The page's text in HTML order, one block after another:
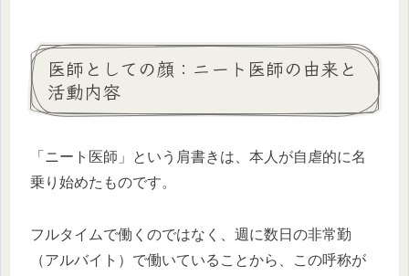
医師としての顔：ニート医師の由来と
活動内容
「ニート医師」という肩書きは、本人が自虐的に名
乗り始めたものです。
フルタイムで働くのではなく、週に数日の非常勤
（アルバイト）で働いていることから、この呼称が